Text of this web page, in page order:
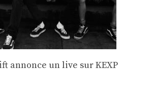
annonce un live sur KEXP